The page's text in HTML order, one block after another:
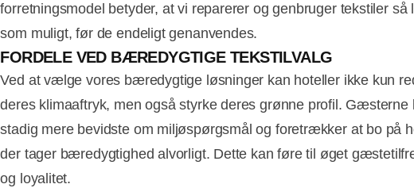
forretningsmodel betyder, at vi reparerer og genbruger tekstiler
som muligt, før de endeligt genanvendes.
FORDELE VED BÆREDYGTIGE TEKSTILVALG
Ved at vælge vores bæredygtige løsninger kan hoteller ikke kun
deres klimaaftryk, men også styrke deres grønne profil. Gæsterne
stadig mere bevidste om miljøspørgsmål og foretrækker at bo på
der tager bæredygtighed alvorligt. Dette kan føre til øget
og loyalitet.